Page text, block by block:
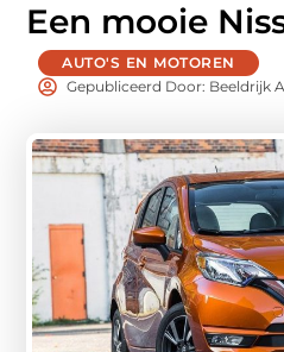
Een mooie
AUTO'S EN MOTOREN
Gepubliceerd Door: Beeldrijk